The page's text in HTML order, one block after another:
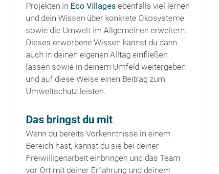
Projekten in Eco Villages ebenfalls viel lernen
und dein Wissen über konkrete Ökosysteme
sowie die Umwelt im Allgemeinen erweitern.
Dieses erworbene Wissen kannst du dann
auch in deinen eigenen Alltag einfließen
lassen sowie in deinem Umfeld weitergeben
und auf diese Weise einen Beitrag zum
Umweltschutz leisten.
Das bringst du mit
Wenn du bereits Vorkenntnisse in einem
Bereich hast, kannst du sie bei deiner
Freiwilligenarbeit einbringen und das Team
vor Ort mit deiner Erfahrung und deinem